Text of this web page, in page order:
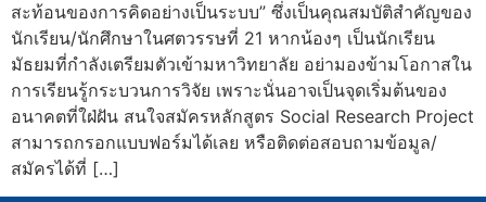
สะท้อนของการคิดอย่างเป็นระบบ” ซึ่งเป็นคุณสมบัติสำคัญของ
นักเรียน/นักศึกษาในศตวรรษที่ 21 หากน้องๆ เป็นนักเรียน
มัธยมที่กำลังเตรียมตัวเข้ามหาวิทยาลัย อย่ามองข้ามโอกาสใน
การเรียนรู้กระบวนการวิจัย เพราะนั่นอาจเป็นจุดเริ่มต้นของ
อนาคตที่ใฝ่ฝัน สนใจสมัครหลักสูตร Social Research Project
สามารถกรอกแบบฟอร์มได้เลย หรือติดต่อสอบถามข้อมูล/
สมัครได้ที่ […]